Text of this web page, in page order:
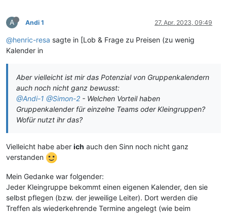
A Andi 1 27. Apr. 2023, 09:49
@henric-resa sagte in [Lob & Frage zu Preisen (zu wenig
Kalender in
Aber vielleicht ist mir das Potenzial von Gruppenkalendern
auch noch nicht ganz bewusst:
@Andi-1 @Simon-2 - Welchen Vorteil haben
Gruppenkalender für einzelne Teams oder Kleingruppen?
Wofür nutzt ihr das?
Vielleicht habe aber ich auch den Sinn noch nicht ganz
verstanden
Mein Gedanke war folgender:
Jeder Kleingruppe bekommt einen eigenen Kalender, den sie
selbst pflegen (bzw. der jeweilige Leiter). Dort werden die
Treffen als wiederkehrende Termine angelegt (wie beim